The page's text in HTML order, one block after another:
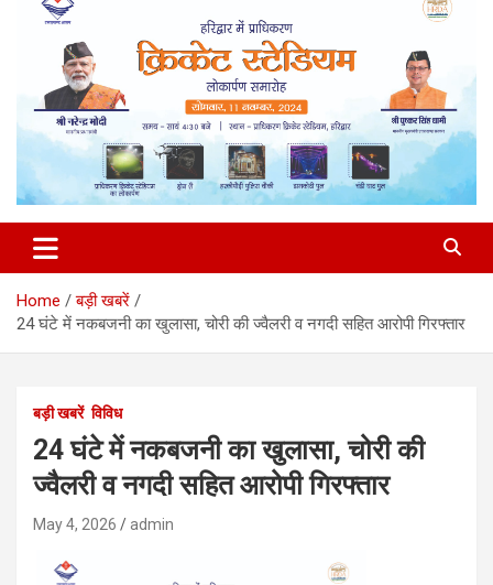
Home
बड़ी खबरें
24 घंटे में नकबजनी का खुलासा, चोरी की ज्वैलरी व नगदी सहित आरोपी गिरफ्तार
बड़ी खबरें विविध
24 घंटे में नकबजनी का खुलासा, चोरी की
ज्वैलरी व नगदी सहित आरोपी गिरफ्तार
May 4, 2026 admin